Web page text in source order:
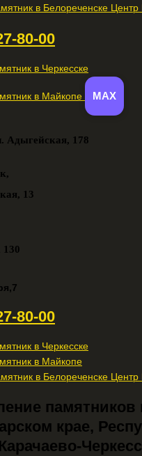
80-00
MAX
Адыгейская, 178
13
130
80-00
памятников
крае,